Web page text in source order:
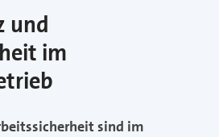
und
im
sind im